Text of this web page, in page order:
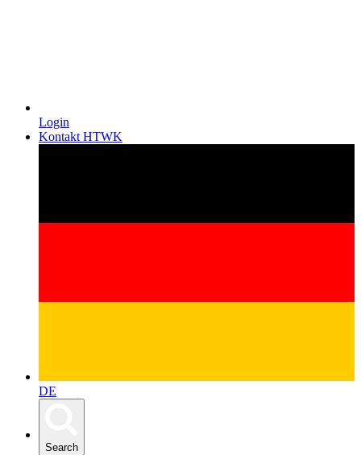
Login
Kontakt HTWK
DE
Search